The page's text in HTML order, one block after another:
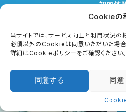
Cookieの
当サイトでは、サービス向上と利用状況
必須以外のCookieは同意いただいた場合
詳細はCookieポリシーをご確認ください。
同意する 同意
初回体